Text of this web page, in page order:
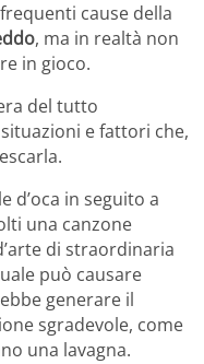
cause della
, ma in realtà non
in gioco.
del tutto
e fattori che,
d’oca in seguito a
una canzone
di straordinaria
può causare
generare il
sgradevole, come
una lavagna.